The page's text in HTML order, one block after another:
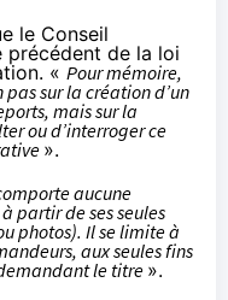
le Conseil
précédent de la loi
« Pour mémoire,
sur la création d’un
mais sur la
ou d’interroger ce
».
aucune
partir de ses seules
photos). Il se limite à
aux seules fins
le titre ».